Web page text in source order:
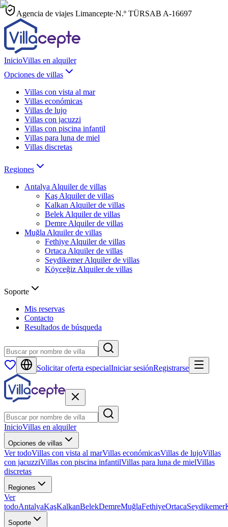
Agencia de viajes Limancepte·N.º TÜRSAB A-16697
InicioVillas en alquiler
Opciones de villas
Villas con vista al mar
Villas económicas
Villas de lujo
Villas con jacuzzi
Villas con piscina infantil
Villas para luna de miel
Villas discretas
Regiones
Antalya Alquiler de villas
Kaş Alquiler de villas
Kalkan Alquiler de villas
Belek Alquiler de villas
Demre Alquiler de villas
Muğla Alquiler de villas
Fethiye Alquiler de villas
Ortaca Alquiler de villas
Seydikemer Alquiler de villas
Köyceğiz Alquiler de villas
Soporte
Mis reservas
Contacto
Resultados de búsqueda
Solicitar oferta especialIniciar sesiónRegistrarse
InicioVillas en alquiler
Opciones de villas
Ver todoVillas con vista al marVillas económicasVillas de lujoVillas
con jacuzziVillas con piscina infantilVillas para luna de mielVillas
discretas
Regiones
Ver
todoAntalyaKaşKalkanBelekDemreMuğlaFethiyeOrtacaSeydikemer
Soporte